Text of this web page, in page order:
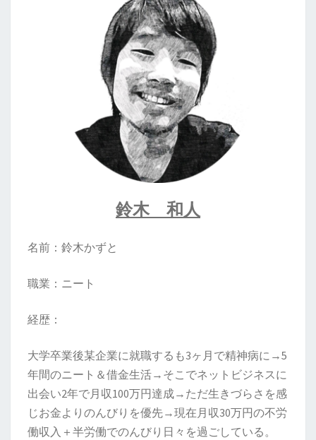
鈴木 和人
名前：鈴木かずと
職業：ニート
経歴：
大学卒業後某企業に就職するも3ヶ月で精神病に→5
年間のニート＆借金生活→そこでネットビジネスに
出会い2年で月収100万円達成→ただ生きづらさを感
じお金よりのんびりを優先→現在月収30万円の不労
働収入＋半労働でのんびり日々を過ごしている。